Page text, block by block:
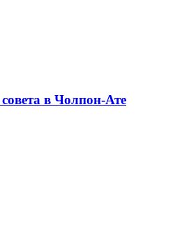
в Чолпон-Ате